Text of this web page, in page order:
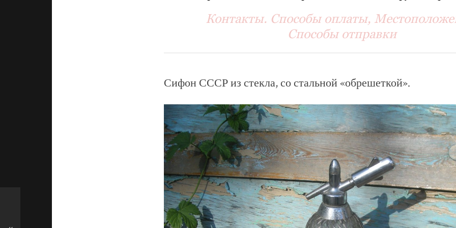
Контакты. Способы оплаты,
Способы отправки
Сифон СССР из стекла, со стальной «обрешеткой».